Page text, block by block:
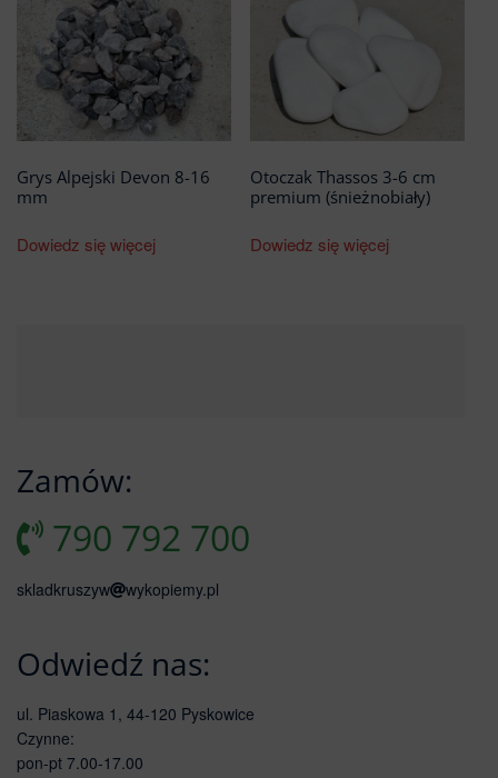
Grys Alpejski Devon 8-16
mm
Dowiedz się więcej
Otoczak Thassos 3-6 cm
premium (śnieżnobiały)
Dowiedz się więcej
Zamów:
790 792 700
skladkruszyw wykopiemy.pl
Odwiedź nas:
ul. Piaskowa 1, 44-120 Pyskowice
Czynne:
pon-pt 7.00-17.00